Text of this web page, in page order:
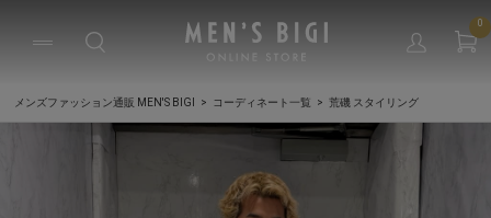
0
メンズファッション通販 MEN'S BIGI コーディネート一覧 荒磯 スタイリング